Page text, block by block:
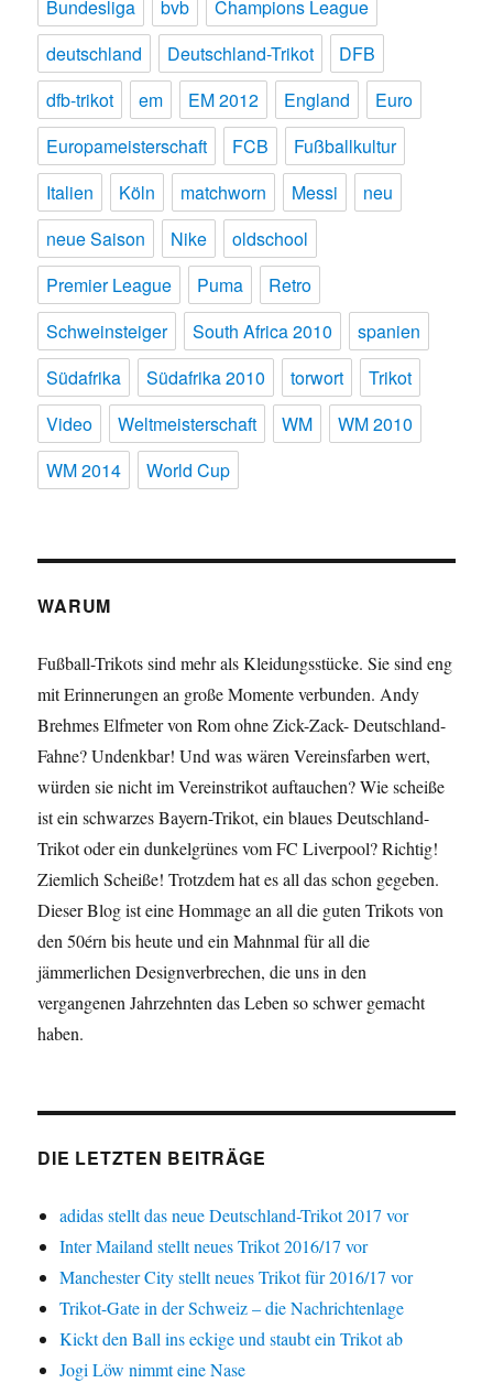
Bundesliga bvb
Champions League
deutschland
Deutschland-Trikot
DFB
dfb-trikot
em EM 2012 England
Euro
Europameisterschaft
FCB
Fußballkultur
Italien
Köln matchworn Messi
neu
neue Saison
Nike
oldschool
Premier League
Puma
Retro
Schweinsteiger
South Africa 2010
spanien
Südafrika
Südafrika 2010 torwort
Trikot
Video
Weltmeisterschaft WM
WM 2010
WM 2014
World Cup
WARUM
Fußball-Trikots sind mehr als Kleidungsstücke. Sie sind eng
mit Erinnerungen an große Momente verbunden. Andy
Brehmes Elfmeter von Rom ohne Zick-Zack- Deutschland-
Fahne? Undenkbar! Und was wären Vereinsfarben wert,
würden sie nicht im Vereinstrikot auftauchen? Wie scheiße
ist ein schwarzes Bayern-Trikot, ein blaues Deutschland-
Trikot oder ein dunkelgrünes vom FC Liverpool? Richtig!
Ziemlich Scheiße! Trotzdem hat es all das schon gegeben.
Dieser Blog ist eine Hommage an all die guten Trikots von
den 50érn bis heute und ein Mahnmal für all die
jämmerlichen Designverbrechen, die uns in den
vergangenen Jahrzehnten das Leben so schwer gemacht
haben.
DIE LETZTEN BEITRÄGE
adidas stellt das neue Deutschland-Trikot 2017 vor
Inter Mailand stellt neues Trikot 2016/17 vor
Manchester City stellt neues Trikot für 2016/17 vor
Trikot-Gate in der Schweiz – die Nachrichtenlage
Kickt den Ball ins eckige und staubt ein Trikot ab
Jogi Löw nimmt eine Nase